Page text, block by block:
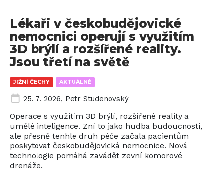
JIŽNÍ ČECHY AKTUÁLNĚ
Lékaři v českobudějovické
nemocnici operují s využitím
3D brýlí a rozšířené reality.
Jsou třetí na světě
25. 7. 2026, Petr Studenovský
Operace s využitím 3D brýlí, rozšířené reality a
umělé inteligence. Zní to jako hudba budoucnosti,
ale přesně tenhle druh péče začala pacientům
poskytovat českobudějovická nemocnice. Nová
technologie pomáhá zavádět zevní komorové
drenáže.